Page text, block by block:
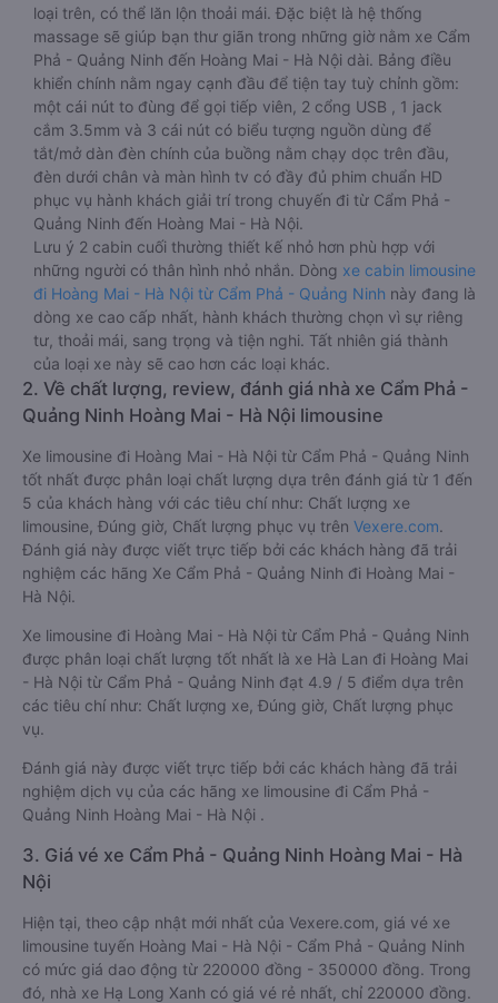
loại trên, có thể lăn lộn thoải mái. Đặc biệt là hệ thống
massage sẽ giúp bạn thư giãn trong những giờ nằm xe Cẩm
Phả - Quảng Ninh đến Hoàng Mai - Hà Nội dài. Bảng điều
khiển chính nằm ngay cạnh đầu để tiện tay tuỳ chỉnh gồm:
một cái nút to đùng để gọi tiếp viên, 2 cổng USB , 1 jack
cắm 3.5mm và 3 cái nút có biểu tượng nguồn dùng để
tắt/mở dàn đèn chính của buồng nằm chạy dọc trên đầu,
đèn dưới chân và màn hình tv có đầy đủ phim chuẩn HD
phục vụ hành khách giải trí trong chuyến đi từ Cẩm Phả -
Quảng Ninh đến Hoàng Mai - Hà Nội.
Lưu ý 2 cabin cuối thường thiết kế nhỏ hơn phù hợp với
những người có thân hình nhỏ nhắn. Dòng xe cabin limousine
đi Hoàng Mai - Hà Nội từ Cẩm Phả - Quảng Ninh này đang là
dòng xe cao cấp nhất, hành khách thường chọn vì sự riêng
tư, thoải mái, sang trọng và tiện nghi. Tất nhiên giá thành
của loại xe này sẽ cao hơn các loại khác.
2. Về chất lượng, review, đánh giá nhà xe Cẩm Phả -
Quảng Ninh Hoàng Mai - Hà Nội limousine
Xe limousine đi Hoàng Mai - Hà Nội từ Cẩm Phả - Quảng Ninh
tốt nhất được phân loại chất lượng dựa trên đánh giá từ 1 đến
5 của khách hàng với các tiêu chí như: Chất lượng xe
limousine, Đúng giờ, Chất lượng phục vụ trên Vexere.com.
Đánh giá này được viết trực tiếp bởi các khách hàng đã trải
nghiệm các hãng Xe Cẩm Phả - Quảng Ninh đi Hoàng Mai -
Hà Nội.
Xe limousine đi Hoàng Mai - Hà Nội từ Cẩm Phả - Quảng Ninh
được phân loại chất lượng tốt nhất là xe Hà Lan đi Hoàng Mai
- Hà Nội từ Cẩm Phả - Quảng Ninh đạt 4.9 / 5 điểm dựa trên
các tiêu chí như: Chất lượng xe, Đúng giờ, Chất lượng phục
vụ.
Đánh giá này được viết trực tiếp bởi các khách hàng đã trải
nghiệm dịch vụ của các hãng xe limousine đi Cẩm Phả -
Quảng Ninh Hoàng Mai - Hà Nội .
3. Giá vé xe Cẩm Phả - Quảng Ninh Hoàng Mai - Hà
Nội
Hiện tại, theo cập nhật mới nhất của Vexere.com, giá vé xe
limousine tuyến Hoàng Mai - Hà Nội - Cẩm Phả - Quảng Ninh
có mức giá dao động từ 220000 đồng - 350000 đồng. Trong
đó, nhà xe Hạ Long Xanh có giá vé rẻ nhất, chỉ 220000 đồng.